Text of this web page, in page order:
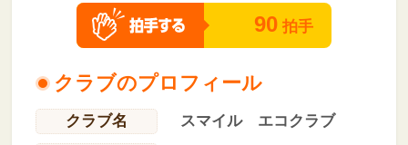
90 拍手
クラブのプロフィール
クラブ名
スマイル エコクラブ